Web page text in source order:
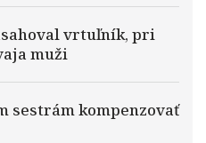
vrtuľník, pri
muži
sestrám kompenzovať